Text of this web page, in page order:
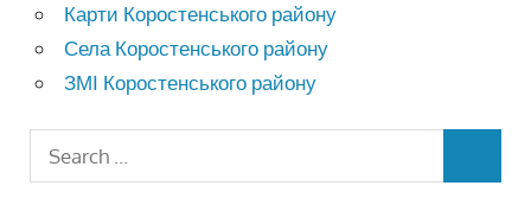
Карти Коростенського району
Села Коростенського району
ЗМІ Коростенського району